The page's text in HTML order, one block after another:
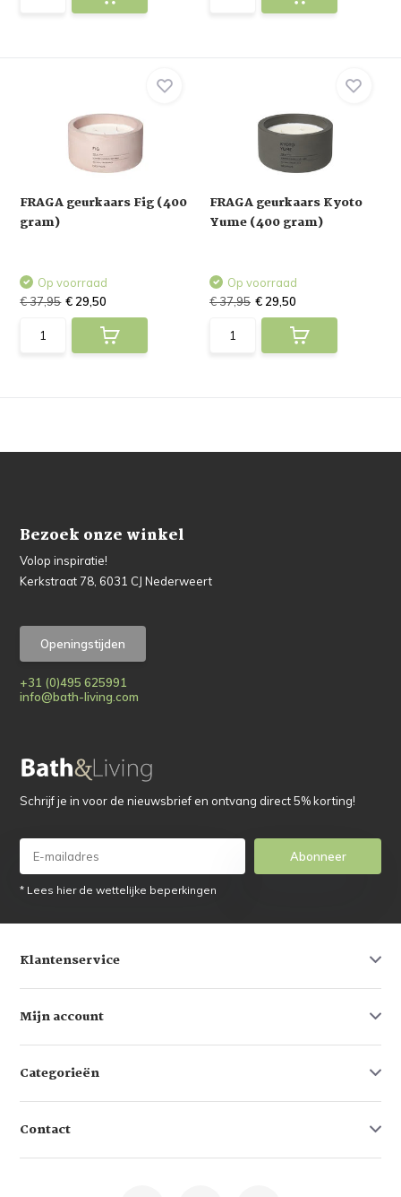
FRAGA geurkaars Fig (400
gram)
Op voorraad
€ 37,95 € 29,50
FRAGA geurkaars Kyoto
Yume (400 gram)
Op voorraad
€ 37,95 € 29,50
Bezoek onze winkel
Volop inspiratie!
Kerkstraat 78, 6031 CJ Nederweert
Openingstijden
+31 (0)495 625991
info@bath-living.com
Schrijf je in voor de nieuwsbrief en ontvang direct 5% korting!
Abonneer
* Lees hier de wettelijke beperkingen
Klantenservice
Mijn account
Categorieën
Contact